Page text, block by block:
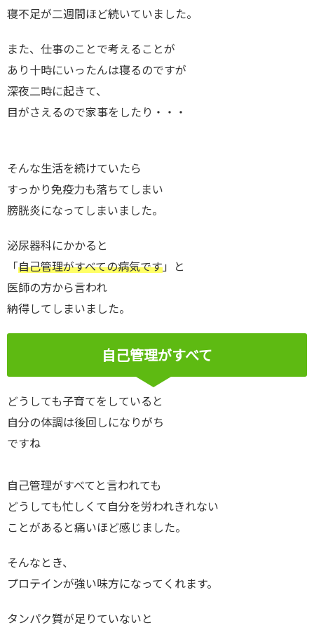
寝不足が二週間ほど続いていました。
また、仕事のことで考えることが
あり十時にいったんは寝るのですが
深夜二時に起きて、
目がさえるので家事をしたり・・・
そんな生活を続けていたら
すっかり免疫力も落ちてしまい
膀胱炎になってしまいました。
泌尿器科にかかると
「自己管理がすべての病気です 」と
医師の方から言われ
納得してしまいました。
自己管理がすべて
どうしても子育てをしていると
自分の体調は後回しになりがち
ですね
自己管理がすべてと言われても
どうしても忙しくて自分を労われきれない
ことがあると痛いほど感じました。
そんなとき、
プロテインが強い味方になってくれます。
タンパク質が足りていないと